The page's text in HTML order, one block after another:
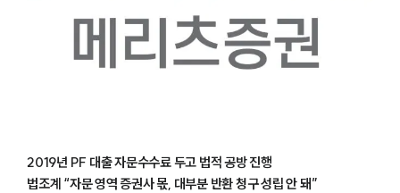
2019년 PF 대출 자문수수료 두고 법적 공방 진행
법조계 “자문 영역 증권사 몫, 대부분 반환 청구 성립 안 돼”